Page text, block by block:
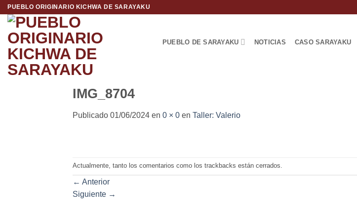
Saltar
contenido
PUEBLO ORIGINARIO KICHWA DE SARAYAKU
PUEBLO DE SARAYAKU NOTICIAS CASO SARAYAKU
IMG_8704
Publicado 01/06/2024 en 0 × 0 en Taller: Valerio
Actualmente, tanto los comentarios como los trackbacks están cerrados.
← Anterior
Siguiente →